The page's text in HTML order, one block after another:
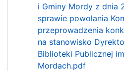
i Gminy Mordy z dnia
sprawie powołania
przeprowadzenia
na stanowisko
Biblioteki Publicznej
Mordach.pdf